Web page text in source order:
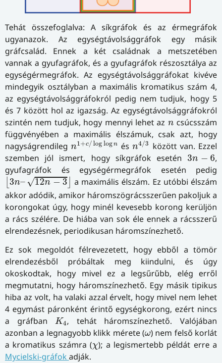
Tehát összefoglalva: A síkgráfok és az érmegráfok
ugyanazok. Az egységtávolsággráfok egy másik
gráfcsalád. Ennek a két családnak a metszetében
vannak a gyufagráfok, és a gyufagráfok részosztálya az
egységérmegráfok. Az egységtávolsággráfokat kivéve
mindegyik osztályban a maximális kromatikus szám 4,
az egységtávolsággráfokról pedig nem tudjuk, hogy 5
és 7 között hol az igazság. Az egységtávolsággráfokról
szintén nem tudjuk, hogy mennyi lehet az n
n csúcsszám
függvényében a maximális élszámuk, csak azt, hogy
nagyságrendilegn1+c/ loglogn
n1+c/loglogn
ésn4/3
n4/3között van. Ezzel
szemben jól ismert, hogy síkgráfok esetén3n − 6
3n
,
gyufagráfok és egységérmegráfok esetén pedig
3n–√12n − 3
⌊3n–12n−3⌋
a maximális élszám. Ez utóbbi élszám
akkor adódik, amikor háromszögrácsszerűen pakoljuk a
korongokat úgy, hogy minél kevesebb korong kerüljön
a rács szélére. De hiába van sok éle ennek a rácsszerű
elrendezésnek, periodikusan háromszínezhető.
Ez sok megoldót félrevezetett, hogy ebből a tömör
elrendezésből próbáltak meg kiindulni, és úgy
okoskodtak, hogy mivel ez a legsűrűbb, elég erről
megmutatni, hogy háromszínezhető. Egy másik tipikus
hiba az volt, ha valaki azzal érvelt, hogy mivel nem lehet
4 egymást páronként érintő egységkorong, ezért nincs
a gráfbanK4
K4 , tehát háromszínezhető. Valójában
azonban a legnagyobb klikk mérete (ω
ω) nem felső korlát
a kromatikus számra (χ
χ); a legismertebb példát erre a
Mycielski-gráfok adják.